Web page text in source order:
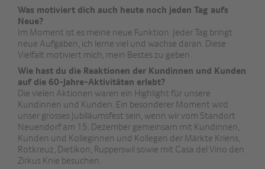
Was motiviert dich auch heute noch jeden Tag aufs
Neue?
Im Moment ist es meine neue Funktion. Jeder Tag bringt
neue Aufgaben, ich lerne viel und wachse daran. Diese
Vielfalt motiviert mich, mein Bestes zu geben.
Wie hast du die Reaktionen der Kundinnen und Kunden
auf die 60-Jahre-Aktivitäten erlebt?
Die vielen Aktionen waren ein Highlight für unsere
Kundinnen und Kunden. Ein besonderer Moment wird
unser grosses Jubiläumsfest sein, wenn wir vom Standort
Neuendorf am 15. Dezember gemeinsam mit Kundinnen,
Kunden und Kolleginnen und Kollegen der Märkte Kriens,
Rotkreuz, Dietikon, Rupperswil sowie mit Casa del Vino den
Zirkus Knie besuchen.